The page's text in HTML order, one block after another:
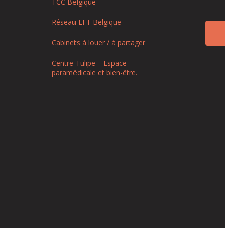
Réseau EFT Belgique
Cabinets à louer / à partager
Centre Tulipe – Espace
paramédicale et bien-être.